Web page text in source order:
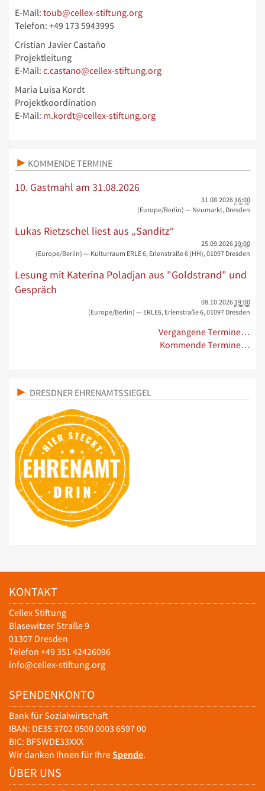
E-Mail: toub@cellex-stiftung.org
Telefon: +49 173 5943995
Cristian Javier Castaño
Projektleitung
E-Mail: c.castano@cellex-stiftung.org
María Luisa Kordt
Projektkoordination
E-Mail: m.kordt@cellex-stiftung.org
KOMMENDE TERMINE
10. Gastmahl am 31.08.2026
31.08.2026 16:00
(Europe/Berlin) — Neumarkt, Dresden
Lukas Rietzschel liest aus „Sanditz“
25.09.2026 19:00
(Europe/Berlin) — Kulturraum ERLE 6, Erlenstraße 6 (HH), 01097 Dresden
Lesung mit Katerina Poladjan aus "Goldstrand" und
Gespräch
08.10.2026 19:00
(Europe/Berlin) — ERLE6, Erlenstraße 6, 01097 Dresden
Vergangene Termine…
Kommende Termine…
DRESDNER EHRENAMTSSIEGEL
KONTAKT
Cellex Stiftung
Blasewitzer Straße 9
01307 Dresden
Telefon +49 351 42426096
info@cellex-stiftung.org
SPENDENKONTO
Bank für Sozialwirtschaft
IBAN: DE35 3702 0500 0003 6597 00
BIC: BFSWDE33XXX
Wir danken Ihnen für IhreSpende.
ÜBER UNS